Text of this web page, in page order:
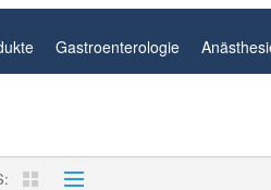
Gastroenterologie